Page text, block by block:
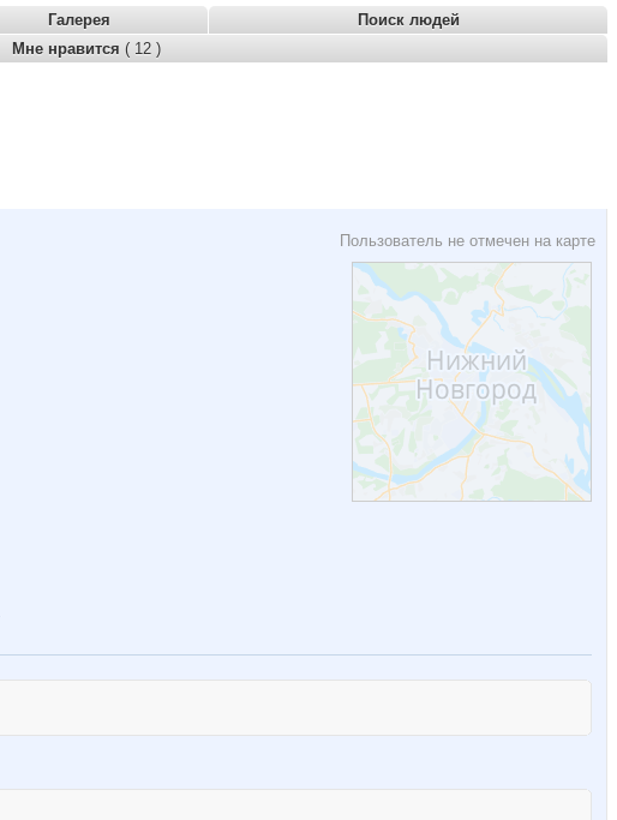
Галерея
Поиск людей
Мне нравится ( 12 )
Пользователь не отмечен на карте